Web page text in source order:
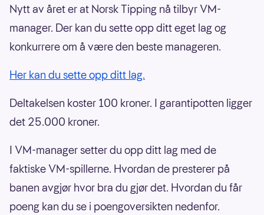
Nytt av året er at Norsk Tipping nå tilbyr VM-
manager. Der kan du sette opp ditt eget lag og
konkurrere om å være den beste manageren.
Her kan du sette opp ditt lag.
Deltakelsen koster 100 kroner. I garantipotten ligger
det 25.000 kroner.
I VM-manager setter du opp ditt lag med de
faktiske VM-spillerne. Hvordan de presterer på
banen avgjør hvor bra du gjør det. Hvordan du får
poeng kan du se i poengoversikten nedenfor.